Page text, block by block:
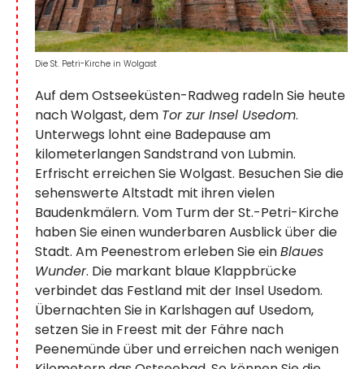
Auf dem Ostseeküsten-Radweg radeln Sie heute
nach Wolgast, dem Tor zur Insel Usedom.
Unterwegs lohnt eine Badepause am
kilometerlangen Sandstrand von Lubmin.
Erfrischt erreichen Sie Wolgast. Besuchen Sie die
sehenswerte Altstadt mit ihren vielen
Baudenkmälern. Vom Turm der St.-Petri-Kirche
haben Sie einen wunderbaren Ausblick über die
Stadt. Am Peenestrom erleben Sie einBlaues
Wunder. Die markant blaue Klappbrücke
verbindet das Festland mit der Insel Usedom.
Übernachten Sie in Karlshagen auf Usedom,
setzen Sie in Freest mit der Fähre nach
Peenemünde über und erreichen nach wenigen
Die St. Petri-Kirche in Wolgast